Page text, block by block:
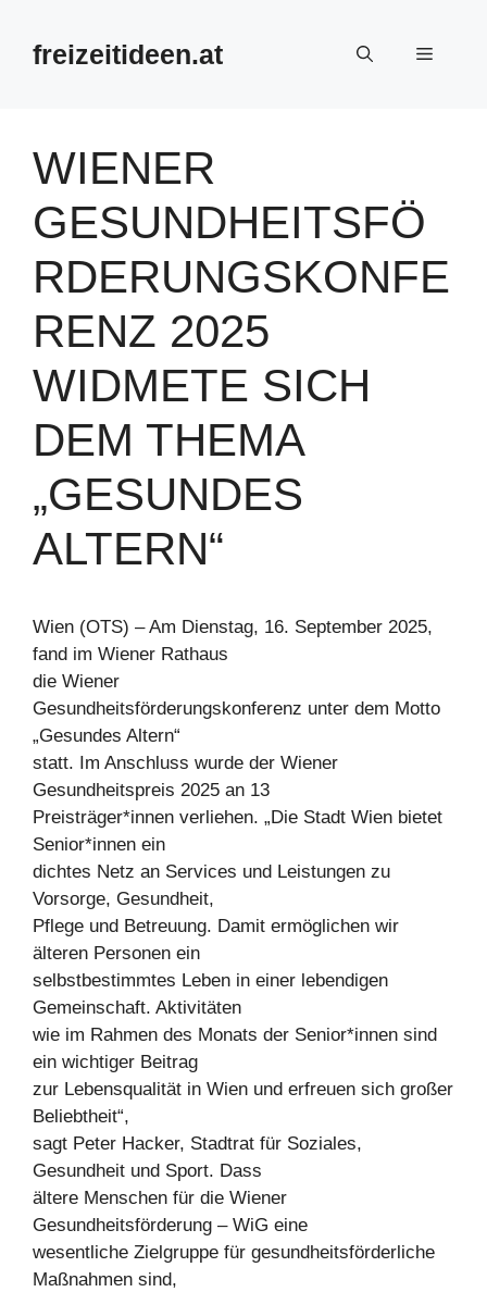
Inhalt
springenfreizeitideen.at Menü
WIENER
GESUNDHEITSFÖ
RDERUNGSKONFE
RENZ 2025
WIDMETE SICH
DEM THEMA
„GESUNDES
ALTERN“
Wien (OTS) – Am Dienstag, 16. September 2025,
fand im Wiener Rathaus
die Wiener
Gesundheitsförderungskonferenz unter dem Motto
„Gesundes Altern“
statt. Im Anschluss wurde der Wiener
Gesundheitspreis 2025 an 13
Preisträger*innen verliehen. „Die Stadt Wien bietet
Senior*innen ein
dichtes Netz an Services und Leistungen zu
Vorsorge, Gesundheit,
Pflege und Betreuung. Damit ermöglichen wir
älteren Personen ein
selbstbestimmtes Leben in einer lebendigen
Gemeinschaft. Aktivitäten
wie im Rahmen des Monats der Senior*innen sind
ein wichtiger Beitrag
zur Lebensqualität in Wien und erfreuen sich großer
Beliebtheit“,
sagt Peter Hacker, Stadtrat für Soziales,
Gesundheit und Sport. Dass
ältere Menschen für die Wiener
Gesundheitsförderung – WiG eine
wesentliche Zielgruppe für gesundheitsförderliche
Maßnahmen sind,